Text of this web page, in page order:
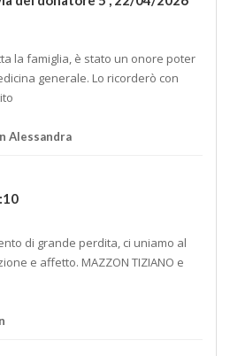
la famiglia, è stato un onore poter
generale. Lo ricorderò con
Alessandra
di grande perdita, ci uniamo al
e affetto. MAZZON TIZIANO e